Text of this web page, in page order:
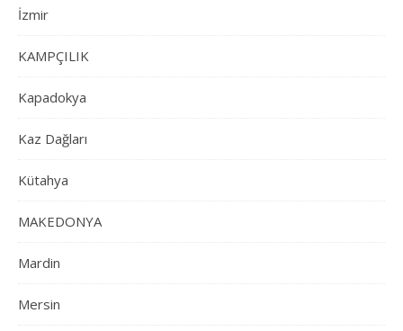
İzmir
KAMPÇILIK
Kapadokya
Kaz Dağları
Kütahya
MAKEDONYA
Mardin
Mersin